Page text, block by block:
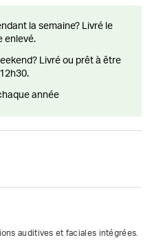
enlevé.
année
auditives et faciales intégrées.